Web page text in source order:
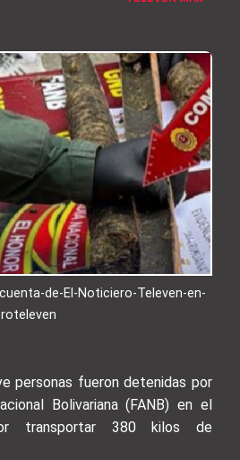
de-El-Noticiero-Televen-en-
personas fueron detenidas por
Bolivariana (FANB) en el
transportar 380 kilos de